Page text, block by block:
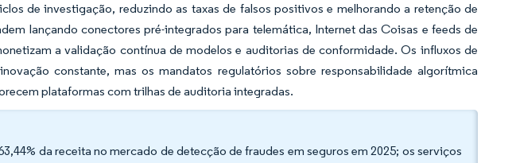
de investigação, reduzindo as taxas de falsos positivos e melhorando a retenção de
lançando conectores pré-integrados para telemática, Internet das Coisas e feeds de
a validação contínua de modelos e auditorias de conformidade. Os influxos de
constante, mas os mandatos regulatórios sobre responsabilidade algorítmica
plataformas com trilhas de auditoria integradas.
da receita no mercado de detecção de fraudes em seguros em 2025; os serviços